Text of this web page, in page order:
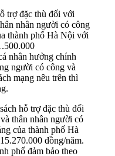
trợ đặc thù đối với
nhân người có công
thành phố Hà Nội với
nhân hưởng chính
người có công và
mạng nêu trên thì
hỗ trợ đặc thù đối
thân nhân người có
của thành phố Hà
đồng/năm.
phố đảm bảo theo